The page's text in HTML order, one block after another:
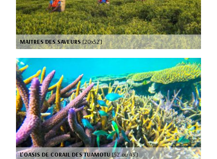
MAITRES DES SAVEURS[20x52’]
L'OASIS DE CORAIL DES TUAMOTU [52’ ou 43’]